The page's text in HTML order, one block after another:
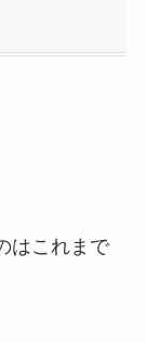
はこれまで